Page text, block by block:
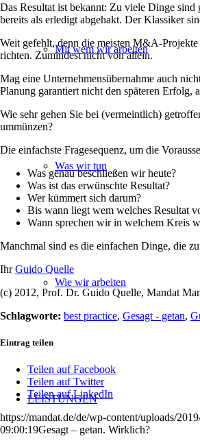
Mit wem wir arbeiten
Was wir tun
Wie wir arbeiten
LEISTUNGEN
Das Resultat ist bekannt: Zu viele Dinge
bereits als erledigt abgehakt. Der Klassiker
Weit gefehlt, denn die meisten M&A-Projekte
richten. Zumindest nicht von allein.
Mag eine Unternehmensübernahme auch
Planung garantiert nicht den späteren Erfolg,
Wie sehr gehen Sie bei (vermeintlich)
ummünzen?
Die einfachste Fragesequenz, um die
Was genau beschließen wir heute?
Was ist das erwünschte Resultat?
Wer kümmert sich darum?
Bis wann liegt wem welches Resultat
Wann sprechen wir in welchem Kreis
Manchmal sind es die einfachen Dinge, die
IhrGuido Quelle
(c) 2012, Prof. Dr. Guido Quelle, Mandat
Schlagworte: best practice, Gesagt - getan,
Eintrag teilen
Teilen auf Facebook
Teilen auf Twitter
Teilen auf LinkedIn
https://mandat.de/de/wp-content/uploads/
09:00:19Gesagt – getan. Wirklich?